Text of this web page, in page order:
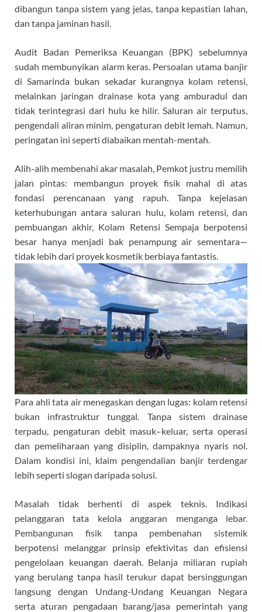
dibangun tanpa sistem yang jelas, tanpa kepastian lahan,
dan tanpa jaminan hasil.
Audit Badan Pemeriksa Keuangan (BPK) sebelumnya
sudah membunyikan alarm keras. Persoalan utama banjir
di Samarinda bukan sekadar kurangnya kolam retensi,
melainkan jaringan drainase kota yang amburadul dan
tidak terintegrasi dari hulu ke hilir. Saluran air terputus,
pengendali aliran minim, pengaturan debit lemah. Namun,
peringatan ini seperti diabaikan mentah-mentah.
Alih-alih membenahi akar masalah, Pemkot justru memilih
jalan pintas: membangun proyek fisik mahal di atas
fondasi perencanaan yang rapuh. Tanpa kejelasan
keterhubungan antara saluran hulu, kolam retensi, dan
pembuangan akhir, Kolam Retensi Sempaja berpotensi
besar hanya menjadi bak penampung air sementara—
tidak lebih dari proyek kosmetik berbiaya fantastis.
Para ahli tata air menegaskan dengan lugas: kolam retensi
bukan infrastruktur tunggal. Tanpa sistem drainase
terpadu, pengaturan debit masuk–keluar, serta operasi
dan pemeliharaan yang disiplin, dampaknya nyaris nol.
Dalam kondisi ini, klaim pengendalian banjir terdengar
lebih seperti slogan daripada solusi.
Masalah tidak berhenti di aspek teknis. Indikasi
pelanggaran tata kelola anggaran menganga lebar.
Pembangunan fisik tanpa pembenahan sistemik
berpotensi melanggar prinsip efektivitas dan efisiensi
pengelolaan keuangan daerah. Belanja miliaran rupiah
yang berulang tanpa hasil terukur dapat bersinggungan
langsung dengan Undang-Undang Keuangan Negara
serta aturan pengadaan barang/jasa pemerintah yang